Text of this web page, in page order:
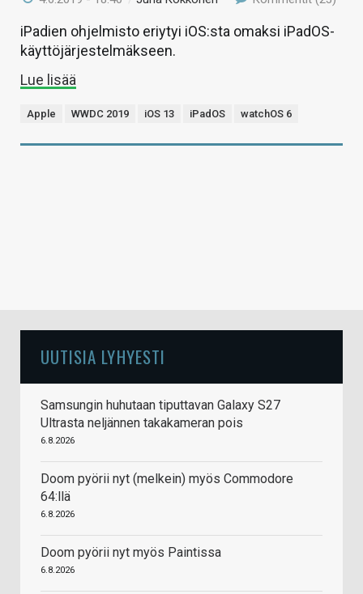
iPadien ohjelmisto eriytyi iOS:sta omaksi iPadOS-
käyttöjärjestelmäkseen.
Lue lisää
Apple WWDC 2019 iOS 13 iPadOS watchOS 6
UUTISIA LYHYESTI
Samsungin huhutaan tiputtavan Galaxy S27
Ultrasta neljännen takakameran pois
6.8.2026
Doom pyörii nyt (melkein) myös Commodore
64:llä
6.8.2026
Doom pyörii nyt myös Paintissa
6.8.2026